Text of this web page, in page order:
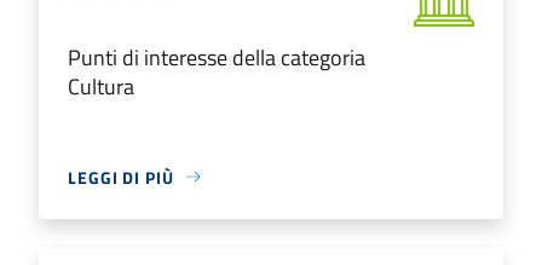
Punti di interesse della categoria
Cultura
LEGGI DI PIÙ